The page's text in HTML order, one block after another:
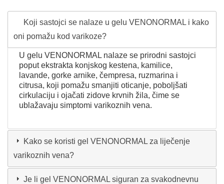
Koji sastojci se nalaze u gelu VENONORMAL i kako
oni pomažu kod varikoze?
U gelu VENONORMAL nalaze se prirodni sastojci
poput ekstrakta konjskog kestena, kamilice,
lavande, gorke arnike, čempresa, ruzmarina i
citrusa, koji pomažu smanjiti oticanje, poboljšati
cirkulaciju i ojačati zidove krvnih žila, čime se
ublažavaju simptomi varikoznih vena.
Kako se koristi gel VENONORMAL za liječenje
varikoznih vena?
Je li gel VENONORMAL siguran za svakodnevnu